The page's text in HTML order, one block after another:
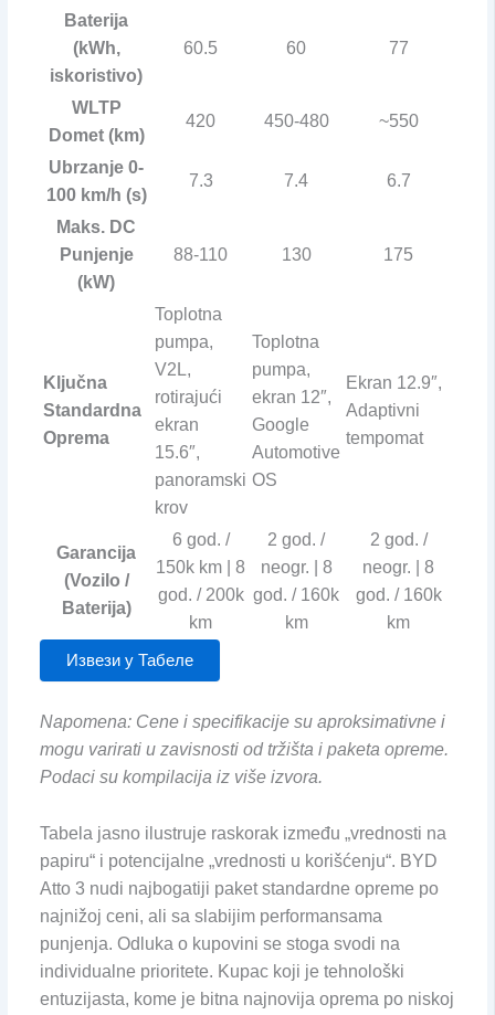
Baterija
(kWh,
iskoristivo)
60.5 60 77
WLTP
Domet (km)
420 450-480 ~550
Ubrzanje 0-
100 km/h (s)
7.3 7.4 6.7
Maks. DC
Punjenje
(kW)
88-110 130 175
Ključna
Standardna
Oprema
Toplotna
pumpa,
V2L,
rotirajući
ekran
15.6″,
panoramski
krov
Toplotna
pumpa,
ekran 12″,
Google
Automotive
OS
Ekran 12.9″,
Adaptivni
tempomat
Garancija
(Vozilo /
Baterija)
6 god. /
150k km | 8
god. / 200k
km
2 god. /
neogr. | 8
god. / 160k
km
2 god. /
neogr. | 8
god. / 160k
km
Извези у Табеле
Napomena: Cene i specifikacije su aproksimativne i
mogu varirati u zavisnosti od tržišta i paketa opreme.
Podaci su kompilacija iz više izvora.
Tabela jasno ilustruje raskorak između „vrednosti na
papiru“ i potencijalne „vrednosti u korišćenju“. BYD
Atto 3 nudi najbogatiji paket standardne opreme po
najnižoj ceni, ali sa slabijim performansama
punjenja. Odluka o kupovini se stoga svodi na
individualne prioritete. Kupac koji je tehnološki
entuzijasta, kome je bitna najnovija oprema po niskoj